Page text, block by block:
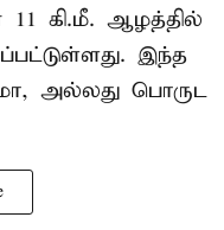
11 கி.மீ. ஆழத்தில்
இந்த
அல்லது பொருட